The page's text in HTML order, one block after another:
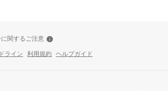
に関するご注意
ライン 利用規約 ヘルプガイド